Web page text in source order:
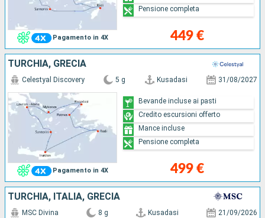
Pagamento in 4X 449 €
Pensione completa
TURCHIA, GRECIA
Pagamento in 4X
Celestyal Discovery 5 g Kusadasi 31/08/2027
499 €
Bevande incluse ai pasti
Credito escursioni offerto
Mance incluse
Pensione completa
TURCHIA, ITALIA, GRECIA
MSC Divina 8 g Kusadasi 21/09/2026